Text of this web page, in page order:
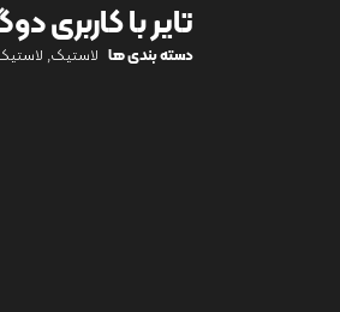
تایر با کاربری
دسته بندی ها لاستیک,